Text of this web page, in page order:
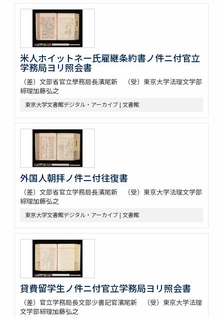
米人ホイットネー氏雇継条約書ノ件ニ付官立
学務局ヨリ照会書
（差）文部省官立學務局長濱尾新 （受）東京大学法理文学部
綜理加藤弘之
東京大学文書館デジタル・アーカイブ | 文書館
外国人朝拝ノ件ニ付往復書
（差）文部省官立学務局長濱尾新 （受）東京大学法理文学部
綜理加藤弘之
東京大学文書館デジタル・アーカイブ | 文書館
貸費留学生ノ件ニ付官立学務局ヨリ照会書
（差）官立学務局長文部少書記官濱尾新 （受）東京大学法理
文学部綜理加藤弘之